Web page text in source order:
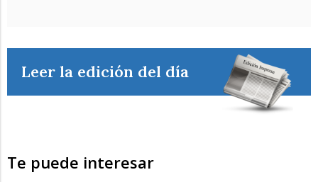
Leer la edición del día
Te puede interesar